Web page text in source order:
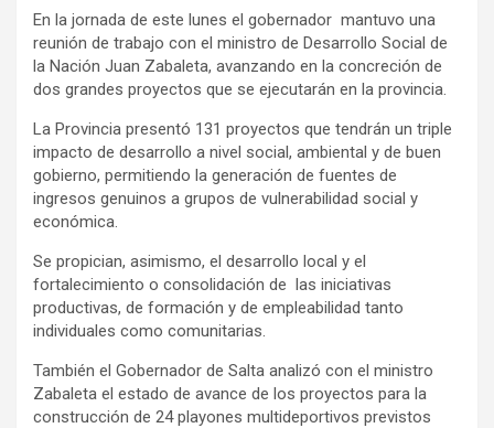
En la jornada de este lunes el gobernador mantuvo una
reunión de trabajo con el ministro de Desarrollo Social de
la Nación Juan Zabaleta, avanzando en la concreción de
dos grandes proyectos que se ejecutarán en la provincia.
La Provincia presentó 131 proyectos que tendrán un triple
impacto de desarrollo a nivel social, ambiental y de buen
gobierno, permitiendo la generación de fuentes de
ingresos genuinos a grupos de vulnerabilidad social y
económica.
Se propician, asimismo, el desarrollo local y el
fortalecimiento o consolidación de las iniciativas
productivas, de formación y de empleabilidad tanto
individuales como comunitarias.
También el Gobernador de Salta analizó con el ministro
Zabaleta el estado de avance de los proyectos para la
construcción de 24 playones multideportivos previstos